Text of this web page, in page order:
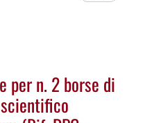
per n. 2 borse di